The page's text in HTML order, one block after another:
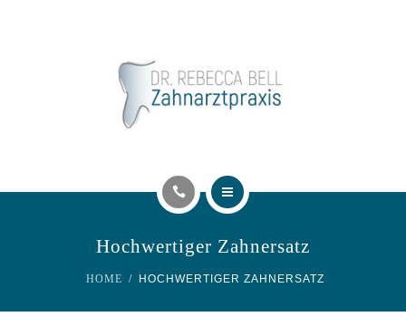
TERMIN ONLINE BUCHEN
Hochwertiger Zahnersatz
HOME HOCHWERTIGER ZAHNERSATZ